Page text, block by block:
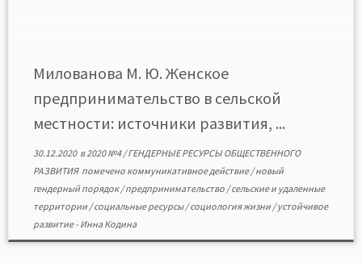
Милованова М. Ю. Женское
предпринимательство в сельской
местности: источники развития, ...
30.12.2020в2020 №4/ГЕНДЕРНЫЕ РЕСУРСЫ ОБЩЕСТВЕННОГО
РАЗВИТИЯ помечено коммуникативное действие/новый
гендерный порядок/предпринимательство /сельские и удаленные
территории /социальные ресурсы/социология жизни /устойчивое
развитие- Инна Кодина